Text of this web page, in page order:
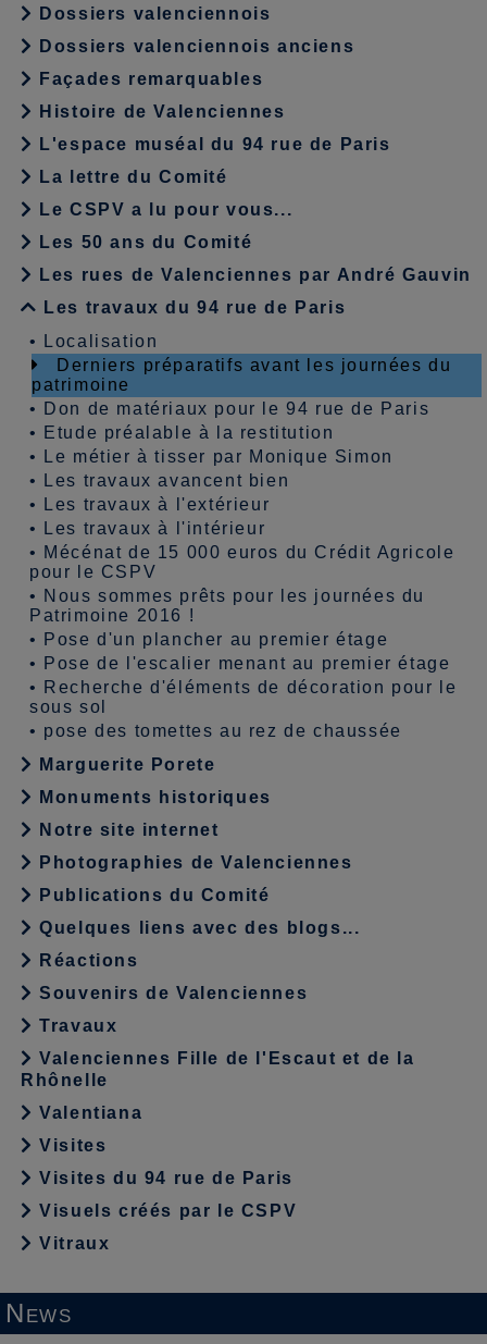
Dossiers valenciennois
Dossiers valenciennois anciens
Façades remarquables
Histoire de Valenciennes
L'espace muséal du 94 rue de Paris
La lettre du Comité
Le CSPV a lu pour vous...
Les 50 ans du Comité
Les rues de Valenciennes par André Gauvin
Les travaux du 94 rue de Paris
•
Localisation
Derniers préparatifs avant les journées du
patrimoine
•
Don de matériaux pour le 94 rue de Paris
•
Etude préalable à la restitution
•
Le métier à tisser par Monique Simon
•
Les travaux avancent bien
•
Les travaux à l'extérieur
•
Les travaux à l'intérieur
• Mécénat de 15 000 euros du Crédit Agricole
pour le CSPV
• Nous sommes prêts pour les journées du
Patrimoine 2016 !
•
Pose d'un plancher au premier étage
•
Pose de l'escalier menant au premier étage
•
Recherche d'éléments de décoration pour le
sous sol
• pose des tomettes au rez de chaussée
Marguerite Porete
Monuments historiques
Notre site internet
Photographies de Valenciennes
Publications du Comité
Quelques liens avec des blogs...
Réactions
Souvenirs de Valenciennes
Travaux
Valenciennes Fille de l'Escaut et de la
Rhônelle
Valentiana
Visites
Visites du 94 rue de Paris
Visuels créés par le CSPV
Vitraux
News